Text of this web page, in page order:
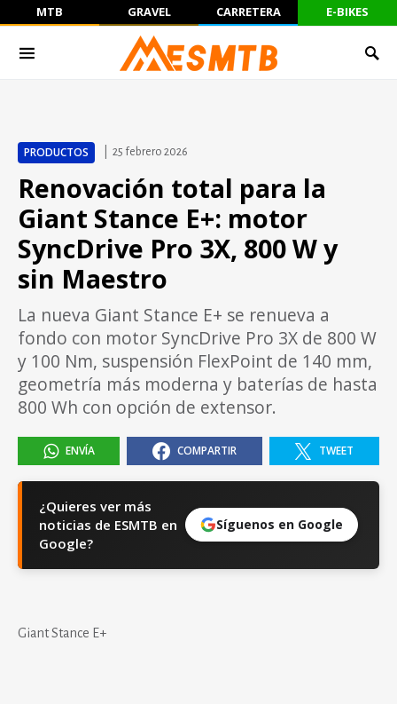
MTB GRAVEL CARRETERA E-BIKES
PRODUCTOS 25 febrero 2026
Renovación total para la
Giant Stance E+: motor
SyncDrive Pro 3X, 800 W y
sin Maestro
La nueva Giant Stance E+ se renueva a
fondo con motor SyncDrive Pro 3X de 800 W
y 100 Nm, suspensión FlexPoint de 140 mm,
geometría más moderna y baterías de hasta
800 Wh con opción de extensor.
ENVÍA COMPARTIR TWEET
¿Quieres ver más
noticias de ESMTB en
Google?
Síguenos en Google
Giant Stance E+